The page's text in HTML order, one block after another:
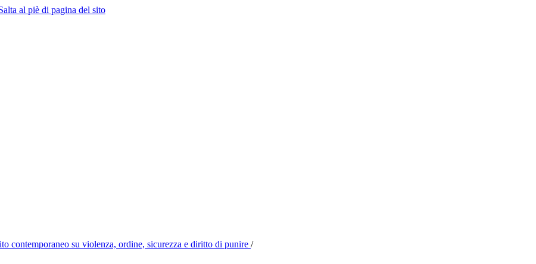
al piè di pagina del sito
contemporaneo su violenza, ordine, sicurezza e diritto di punire /